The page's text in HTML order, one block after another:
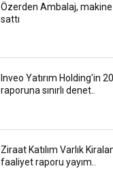
Özerden Ambalaj, makine
sattı
Inveo Yatırım Holding'in
raporuna sınırlı denet..
Ziraat Katılım Varlık
faaliyet raporu yayım..